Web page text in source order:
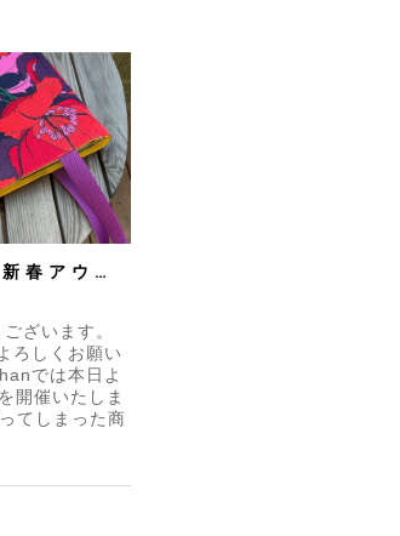
春アウト
ざいます。
ろしくお願い
では本日よ
開催いたしま
てしまった商